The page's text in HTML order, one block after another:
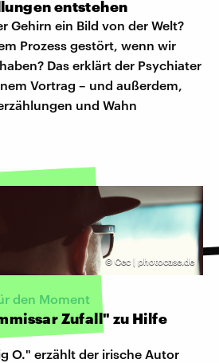
entstehen
Gehirn ein Bild von der Welt?
Prozess gestört, wenn wir
Das erklärt der Psychiater
Vortrag – und außerdem,
und Wahn
© Cec | photocase.de
den Moment
Zufall" zu Hilfe
O." erzählt der irische Autor